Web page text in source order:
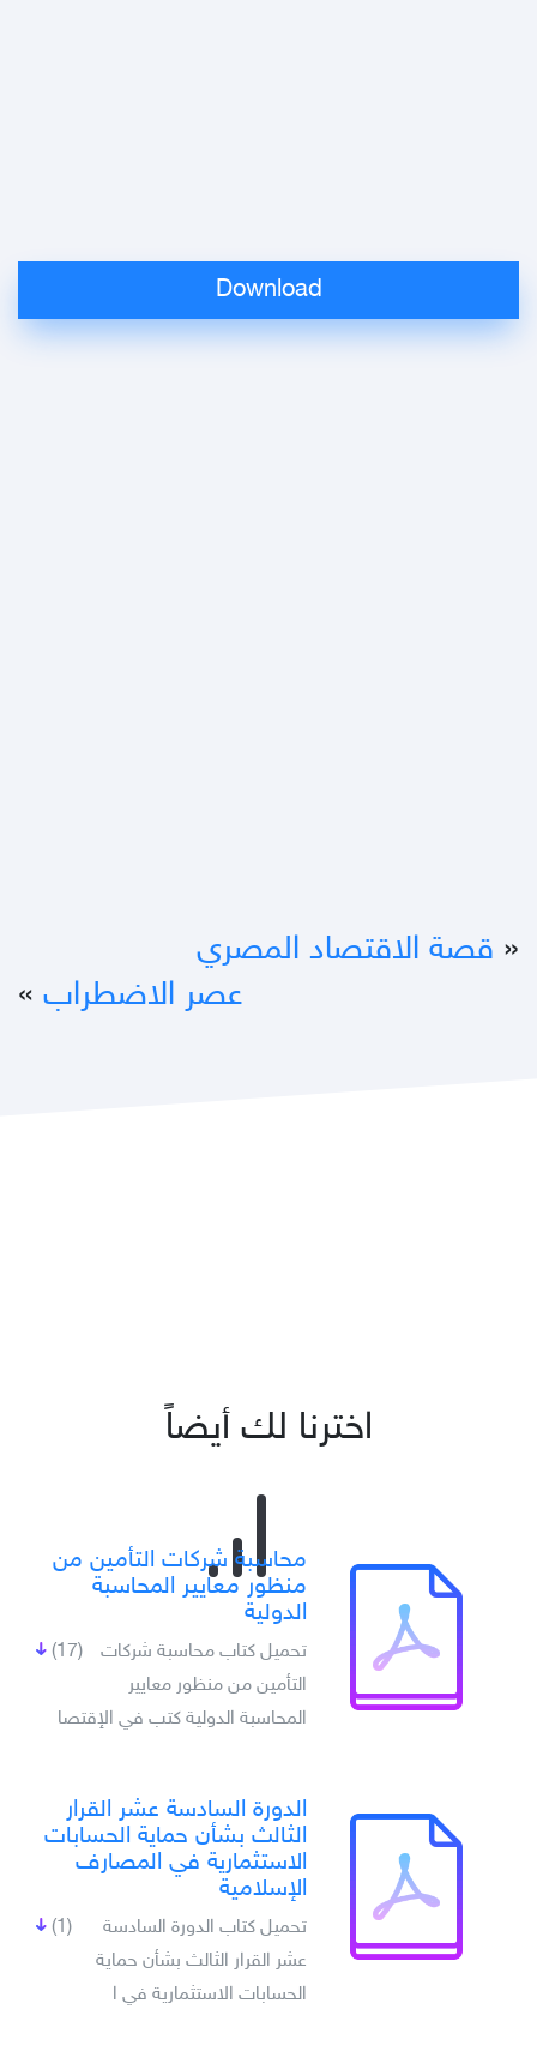
« قصة الاقتصاد المصري
عصر الاضطراب »
اخترنا لك أيضاً
محاسبة شركات التأمين من
منظور معايير المحاسبة
الدولية
(17)
تحميل كتاب محاسبة شركات
التأمين من منظور معايير
المحاسبة الدولية كتب في الإقتصا
الدورة السادسة عشر القرار
الثالث بشأن حماية الحسابات
الاستثمارية في المصارف
الإسلامية
(1)
تحميل كتاب الدورة السادسة
عشر القرار الثالث بشأن حماية
الحسابات الاستثمارية في ا